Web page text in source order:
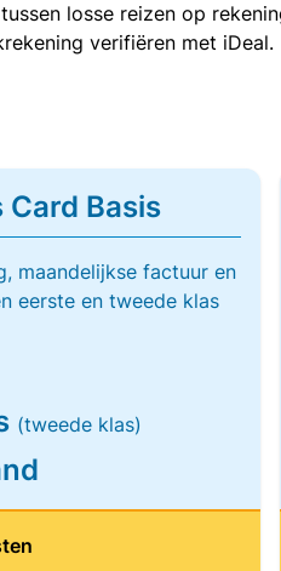
losse reizen op
verifiëren met iDeal.
Card Basis
maandelijkse factuur en
eerste en tweede klas
(tweede klas)